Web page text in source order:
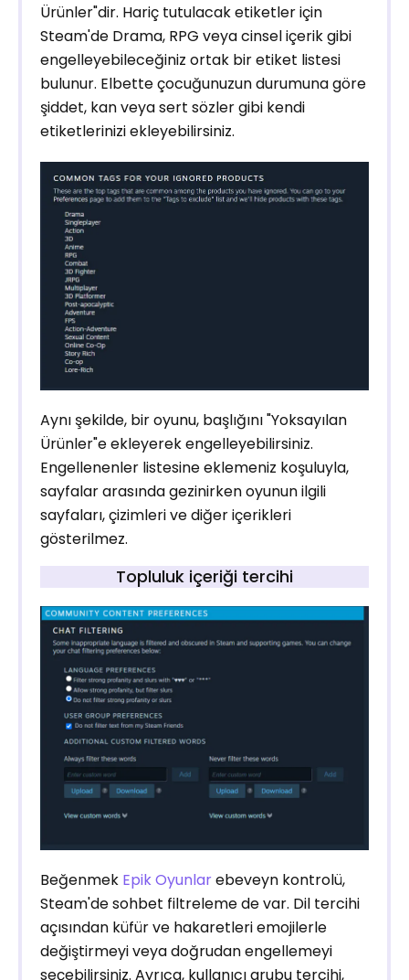
Ürünler"dir. Hariç tutulacak etiketler için
Steam'de Drama, RPG veya cinsel içerik gibi
engelleyebileceğiniz ortak bir etiket listesi
bulunur. Elbette çocuğunuzun durumuna göre
şiddet, kan veya sert sözler gibi kendi
etiketlerinizi ekleyebilirsiniz.
Aynı şekilde, bir oyunu, başlığını "Yoksayılan
Ürünler"e ekleyerek engelleyebilirsiniz.
Engellenenler listesine eklemeniz koşuluyla,
sayfalar arasında gezinirken oyunun ilgili
sayfaları, çizimleri ve diğer içerikleri
gösterilmez.
Topluluk içeriği tercihi
Beğenmek Epik Oyunlarebeveyn kontrolü,
Steam'de sohbet filtreleme de var. Dil tercihi
açısından küfür ve hakaretleri emojilerle
değiştirmeyi veya doğrudan engellemeyi
seçebilirsiniz. Ayrıca, kullanıcı grubu tercihi,